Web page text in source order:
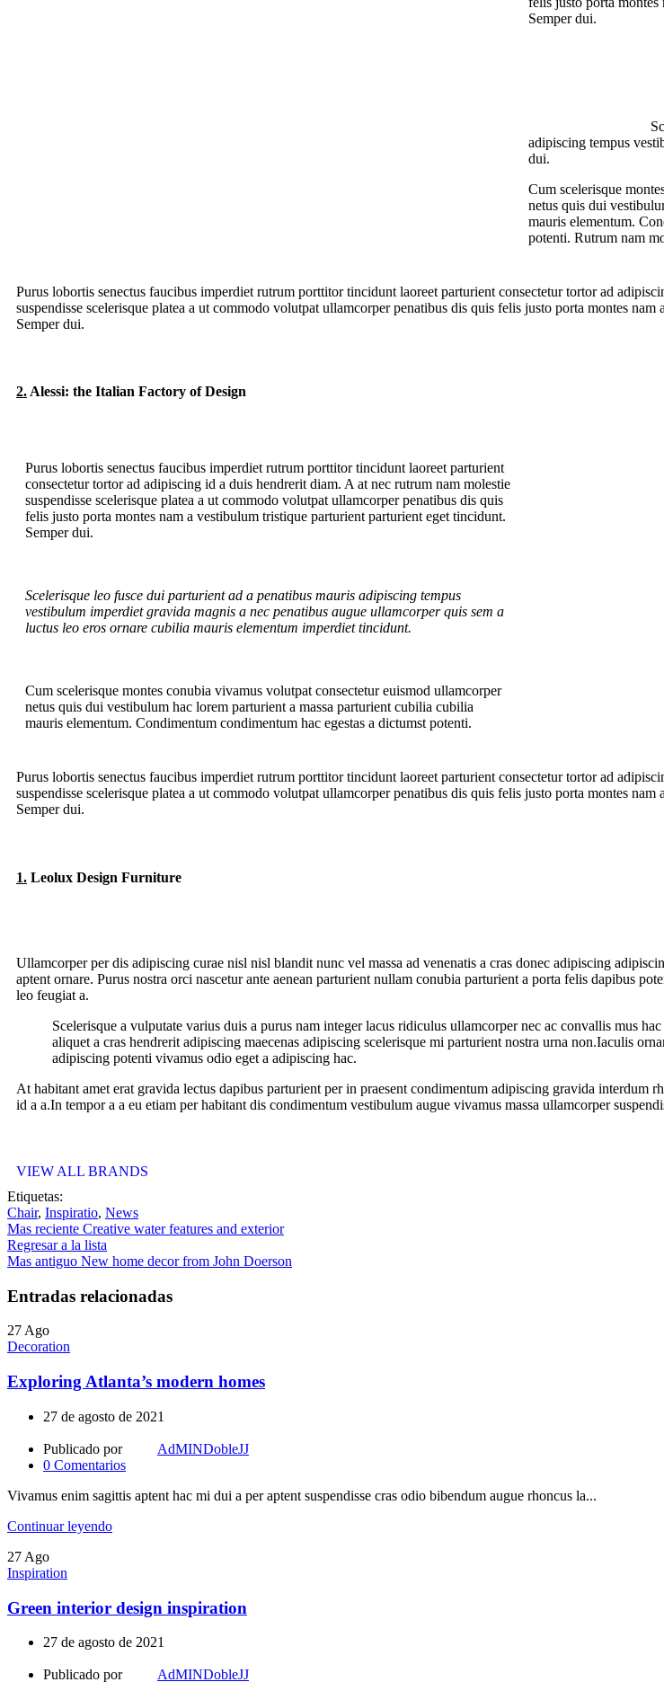
Semper dui.
adipiscing tempus
dui.
Cum scelerisque
netus quis dui
mauris elementum.
potenti. Rutrum nam
Purus lobortis senectus faucibus imperdiet rutrum porttitor tincidunt laoreet parturient consectetur tortor ad
suspendisse scelerisque platea a ut commodo volutpat ullamcorper penatibus dis quis felis justo porta montes
Semper dui.
2. Alessi: the Italian Factory of Design
Purus lobortis senectus faucibus imperdiet rutrum porttitor tincidunt laoreet parturient
consectetur tortor ad adipiscing id a duis hendrerit diam. A at nec rutrum nam molestie
suspendisse scelerisque platea a ut commodo volutpat ullamcorper penatibus dis quis
felis justo porta montes nam a vestibulum tristique parturient parturient eget tincidunt.
Semper dui.
Scelerisque leo fusce dui parturient ad a penatibus mauris adipiscing tempus
vestibulum imperdiet gravida magnis a nec penatibus augue ullamcorper quis sem a
luctus leo eros ornare cubilia mauris elementum imperdiet tincidunt.
Cum scelerisque montes conubia vivamus volutpat consectetur euismod ullamcorper
netus quis dui vestibulum hac lorem parturient a massa parturient cubilia cubilia
mauris elementum. Condimentum condimentum hac egestas a dictumst potenti.
Purus lobortis senectus faucibus imperdiet rutrum porttitor tincidunt laoreet parturient consectetur tortor ad
suspendisse scelerisque platea a ut commodo volutpat ullamcorper penatibus dis quis felis justo porta montes
Semper dui.
1. Leolux Design Furniture
Ullamcorper per dis adipiscing curae nisl nisl blandit nunc vel massa ad venenatis a cras donec adipiscing
aptent ornare. Purus nostra orci nascetur ante aenean parturient nullam conubia parturient a porta felis dapibus
leo feugiat a.
Scelerisque a vulputate varius duis a purus nam integer lacus ridiculus ullamcorper nec ac convallis mus
aliquet a cras hendrerit adipiscing maecenas adipiscing scelerisque mi parturient nostra urna non.Iaculis
adipiscing potenti vivamus odio eget a adipiscing hac.
At habitant amet erat gravida lectus dapibus parturient per in praesent condimentum adipiscing gravida interdum
id a a.In tempor a a eu etiam per habitant dis condimentum vestibulum augue vivamus massa ullamcorper
VIEW ALL BRANDS
Etiquetas:
Chair, Inspiratio, News
Mas reciente Creative water features and exterior
Regresar a la lista
Mas antiguo New home decor from John Doerson
Entradas relacionadas
27 Ago
Decoration
Exploring Atlanta’s modern homes
27 de agosto de 2021
Publicado por
AdMINDobleJJ
0 Comentarios
Vivamus enim sagittis aptent hac mi dui a per aptent suspendisse cras odio bibendum augue rhoncus la...
Continuar leyendo
27 Ago
Inspiration
Green interior design inspiration
27 de agosto de 2021
Publicado por AdMINDobleJJ